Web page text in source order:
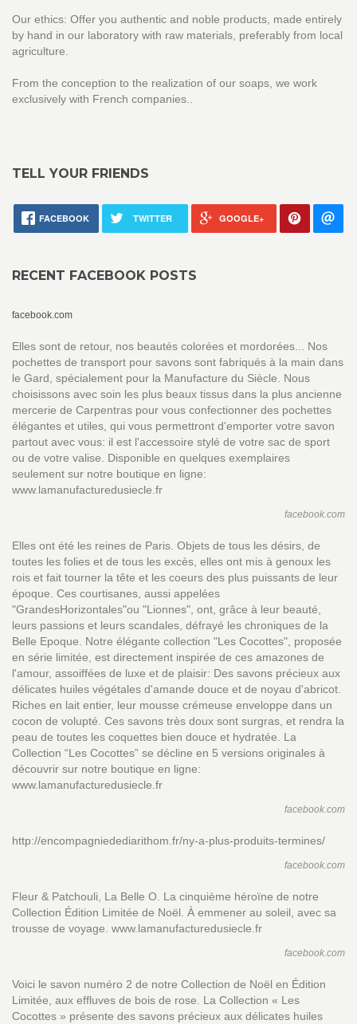
Our ethics: Offer you authentic and noble products, made entirely
by hand in our laboratory with raw materials, preferably from local
agriculture.
From the conception to the realization of our soaps, we work
exclusively with French companies..
TELL YOUR FRIENDS
FACEBOOK TWITTER GOOGLE+
RECENT FACEBOOK POSTS
facebook.com
Elles sont de retour, nos beautés colorées et mordorées... Nos
pochettes de transport pour savons sont fabriqués à la main dans
le Gard, spécialement pour la Manufacture du Siècle. Nous
choisissons avec soin les plus beaux tissus dans la plus ancienne
mercerie de Carpentras pour vous confectionner des pochettes
élégantes et utiles, qui vous permettront d'emporter votre savon
partout avec vous: il est l'accessoire stylé de votre sac de sport
ou de votre valise. Disponible en quelques exemplaires
seulement sur notre boutique en ligne:
www.lamanufacturedusiecle.fr
facebook.com
Elles ont été les reines de Paris. Objets de tous les désirs, de
toutes les folies et de tous les excès, elles ont mis à genoux les
rois et fait tourner la tête et les coeurs des plus puissants de leur
époque. Ces courtisanes, aussi appelées
"GrandesHorizontales"ou "Lionnes", ont, grâce à leur beauté,
leurs passions et leurs scandales, défrayé les chroniques de la
Belle Epoque. Notre élégante collection "Les Cocottes", proposée
en série limitée, est directement inspirée de ces amazones de
l'amour, assoiffées de luxe et de plaisir: Des savons précieux aux
délicates huiles végétales d'amande douce et de noyau d'abricot.
Riches en lait entier, leur mousse crémeuse enveloppe dans un
cocon de volupté. Ces savons très doux sont surgras, et rendra la
peau de toutes les coquettes bien douce et hydratée. La
Collection “Les Cocottes” se décline en 5 versions originales à
découvrir sur notre boutique en ligne:
www.lamanufacturedusiecle.fr
facebook.com
http://encompagniedediarithom.fr/ny-a-plus-produits-termines/
facebook.com
Fleur & Patchouli, La Belle O. La cinquième héroïne de notre
Collection Édition Limitée de Noël. À emmener au soleil, avec sa
trousse de voyage. www.lamanufacturedusiecle.fr
facebook.com
Voici le savon numéro 2 de notre Collection de Noël en Édition
Limitée, aux effluves de bois de rose. La Collection « Les
Cocottes » présente des savons précieux aux délicates huiles